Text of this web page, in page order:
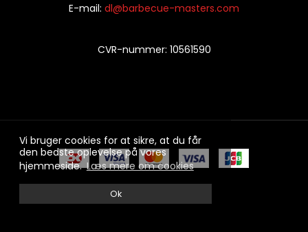
Vi bruger cookies for at sikre, at du får
den bedste oplevelse på vores
hjemmeside.Læs mere om cookies
Ok
E-mail: dl@barbecue-masters.com
CVR-nummer: 10561590
100% sikker handel